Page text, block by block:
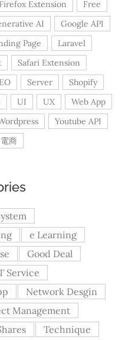
Firefox Extension
Free
AI
Google API
Page
Laravel
Safari Extension
Server
Shopify
UI UX
Web App
Youtube API
電商
e Learning
Good Deal
Service
Network Desgin
Management
Technique